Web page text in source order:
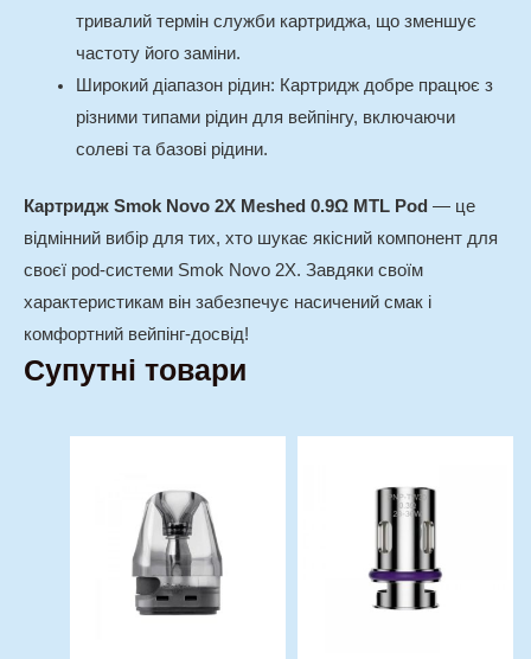
тривалий термін служби картриджа, що зменшує
частоту його заміни.
Широкий діапазон рідин: Картридж добре працює з
різними типами рідин для вейпінгу, включаючи
солеві та базові рідини.
Картридж Smok Novo 2X Meshed 0.9Ω MTL Pod — це
відмінний вибір для тих, хто шукає якісний компонент для
своєї pod-системи Smok Novo 2X. Завдяки своїм
характеристикам він забезпечує насичений смак і
комфортний вейпінг-досвід!
Супутні товари